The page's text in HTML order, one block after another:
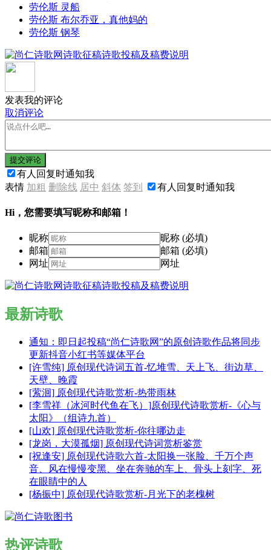
劳伦斯 灵船
劳伦斯 布尔乔亚，真他妈的
劳伦斯 钢琴
发表我的评论
取消评论
提交评论
有人回复时通知我
表情 加粗 删除线 居中 斜体 签到 有人回复时通知我
Hi，您需要填写昵称和邮箱！
昵称
昵称 (必填)
邮箱
邮箱 (必填)
网址
网址
最新诗歌
通知：即日起投稿“尚仁诗歌网”的原创诗歌作品将同步
更新抖音小红书等媒体平台
[许雪纯] 原创现代诗词五首-忆堆雪、天上飞、街边草、
天壁、晚霞
[萦洄] 原创现代诗歌赏析-热带雨林
[李雪祥（冰河时代鱼在飞）]原创现代诗歌赏析-《心与
太阳》（组诗九首）
[山欢] 原创现代诗歌赏析-你往哪边走
[龙岗，大漠孤烟] 原创现代诗词赏析鉴赏
[祝逢安] 原创现代诗歌六首-太阳换一张脸、千万个声
音、风在慢慢变黑、坐在奔驰的车上、骨头上刻字、死
在眼睛中的人
[杨振中] 原创现代诗歌赏析-月光下的老槐树
热评诗歌